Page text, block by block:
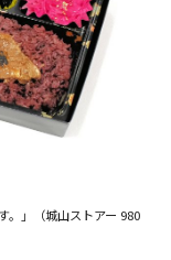
。」（城山ストアー 980